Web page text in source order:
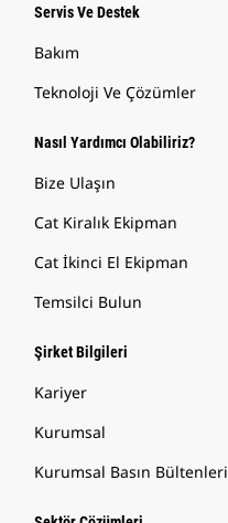
Servis Ve Destek
Bakım
Teknoloji Ve Çözümler
Nasıl Yardımcı Olabiliriz?
Bize Ulaşın
Cat Kiralık Ekipman
Cat İkinci El Ekipman
Temsilci Bulun
Şirket Bilgileri
Kariyer
Kurumsal
Kurumsal Basın Bültenleri